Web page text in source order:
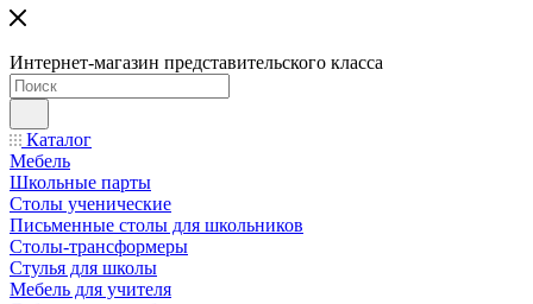
Интернет-магазин представительского класса
Каталог
Мебель
Школьные парты
Столы ученические
Письменные столы для школьников
Столы-трансформеры
Стулья для школы
Мебель для учителя